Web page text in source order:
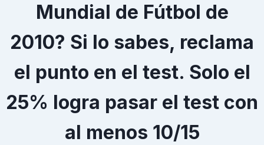
Mundial de Fútbol de
2010? Si lo sabes, reclama
el punto en el test. Solo el
25% logra pasar el test con
al menos 10/15